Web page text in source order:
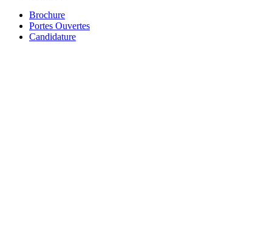
Brochure
Portes Ouvertes
Candidature